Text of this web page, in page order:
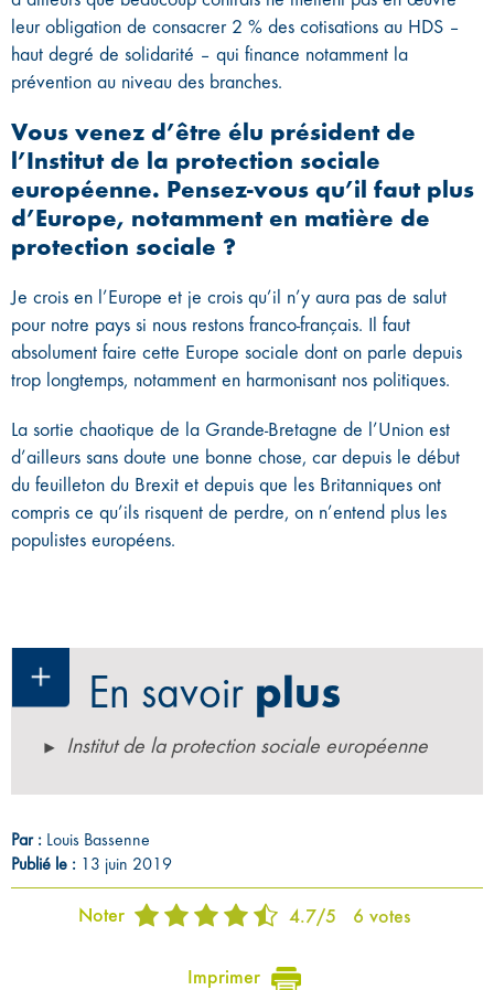
leur obligation de consacrer 2 % des cotisations au HDS –
haut degré de solidarité – qui finance notamment la
prévention au niveau des branches.
Vous venez d’être élu président de
l’Institut de la protection sociale
européenne. Pensez-vous qu’il faut plus
d’Europe, notamment en matière de
protection sociale ?
Je crois en l’Europe et je crois qu’il n’y aura pas de salut
pour notre pays si nous restons franco-français. Il faut
absolument faire cette Europe sociale dont on parle depuis
trop longtemps, notamment en harmonisant nos politiques.
La sortie chaotique de la Grande-Bretagne de l’Union est
d’ailleurs sans doute une bonne chose, car depuis le début
du feuilleton du Brexit et depuis que les Britanniques ont
compris ce qu’ils risquent de perdre, on n’entend plus les
populistes européens.
En savoir plus
Institut de la protection sociale européenne
Par : Louis Bassenne
Publié le : 13 juin 2019
Noter 4.7/5 6 votes
Imprimer